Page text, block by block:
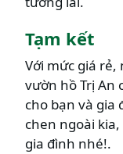
Tạm kết
Với mức giá
vườn hồ Trị An
cho bạn và gia
chen ngoài
gia đình nhé!.